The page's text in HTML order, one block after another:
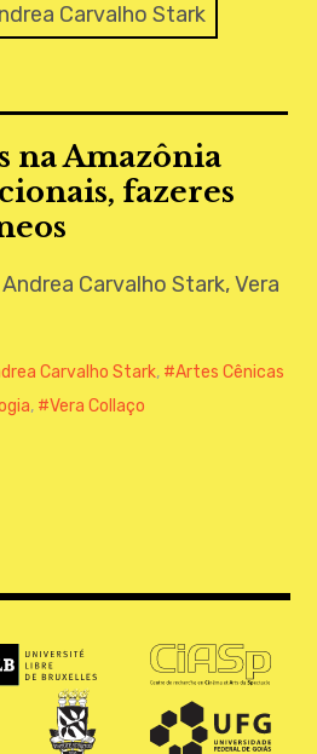
Carvalho Stark
na Amazônia
fazeres
Carvalho Stark, Vera
Carvalho Stark,
Artes Cênicas
, Vera Collaço